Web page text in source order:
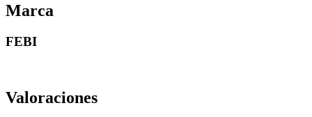
Marca
FEBI
Valoraciones